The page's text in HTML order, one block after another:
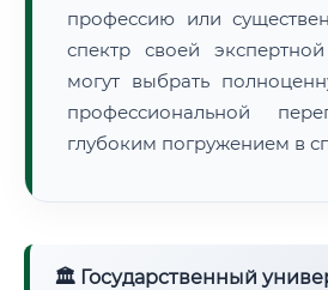
профессию или
спектр своей экспертной
могут выбрать
профессиональной
глубоким погружением в
🏛 Государственный